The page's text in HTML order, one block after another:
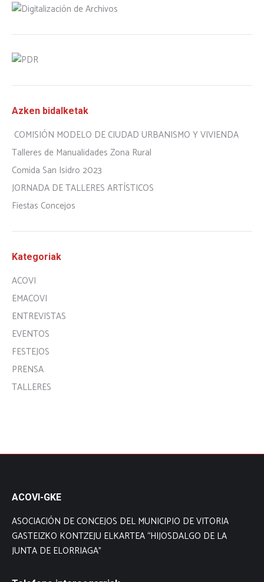
Azken bidalketak
COMISIÓN MODELO DE CIUDAD URBANISMO Y VIVIENDA
Talleres de Manualidades Zona Rural
Comida San Isidro 2023
JORNADA DE TALLERES ARTÍSTICOS
Fiestas Concejos
Kategoriak
ACOVI
EMACOVI
ENTREVISTAS
EVENTOS
FESTEJOS
PRENSA
TALLERES
ACOVI-GKE
ASOCIACIÓN DE CONCEJOS DEL MUNICIPIO DE VITORIA
GASTEIZKO KONTZEJU ELKARTEA “HIJOSDALGO DE LA
JUNTA DE ELORRIAGA”